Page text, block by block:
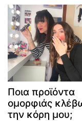
Ποια προϊόντα
ομορφιάς
την κόρη μου;